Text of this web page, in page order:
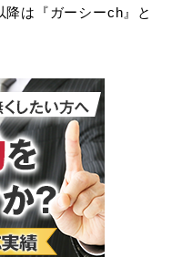
降は『ガーシーch』と